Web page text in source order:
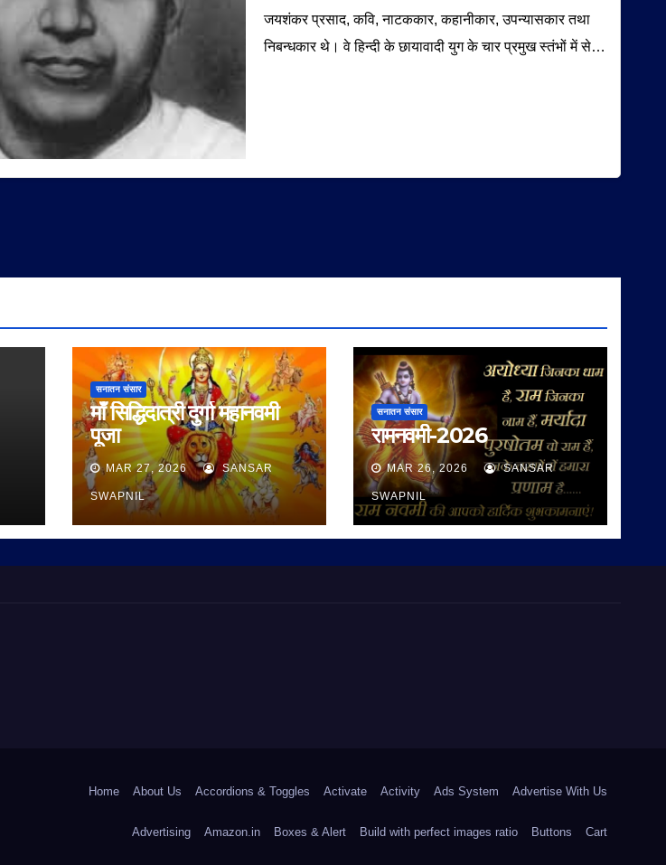
जयशंकर प्रसाद, कवि, नाटककार, कहानीकार, उपन्यासकार तथा
निबन्धकार थे। वे हिन्दी के छायावादी युग के चार प्रमुख स्तंभों में से…
सनातन संसार
माँ सिद्धिदात्री दुर्गा महानवमी
पूजा
MAR 27, 2026 SANSAR
SWAPNIL
सनातन संसार
रामनवमी-2026
MAR 26, 2026 SANSAR
SWAPNIL
Home About Us Accordions & Toggles Activate Activity Ads System Advertise With Us
Advertising Amazon.in Boxes & Alert Build with perfect images ratio Buttons Cart